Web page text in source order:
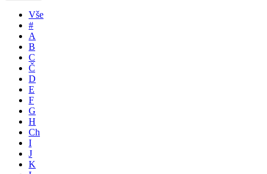
Vše
#
A
B
C
Č
D
E
F
G
H
Ch
I
J
K